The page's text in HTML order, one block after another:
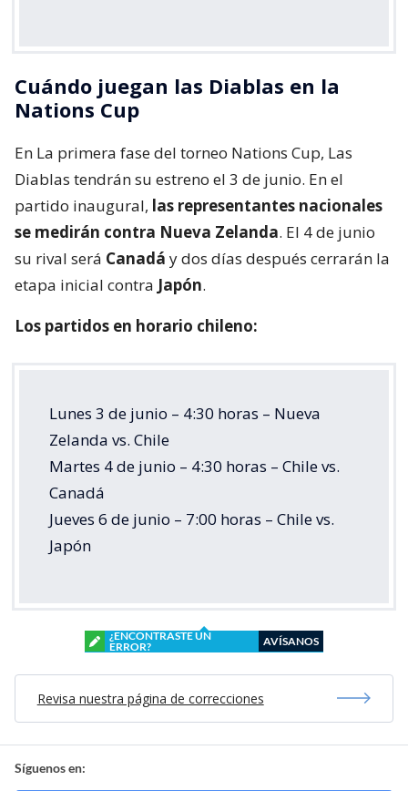
Cuándo juegan las Diablas en la
Nations Cup
En La primera fase del torneo Nations Cup, Las
Diablas tendrán su estreno el 3 de junio. En el
partido inaugural, las representantes nacionales
se medirán contra Nueva Zelanda. El 4 de junio
su rival será Canadá y dos días después cerrarán la
etapa inicial contra Japón.
Los partidos en horario chileno:
Lunes 3 de junio – 4:30 horas – Nueva
Zelanda vs. Chile
Martes 4 de junio – 4:30 horas – Chile vs.
Canadá
Jueves 6 de junio – 7:00 horas – Chile vs.
Japón
¿ENCONTRASTE UN
ERROR?
AVÍSANOS
Revisa nuestra página de correcciones
Síguenos en: